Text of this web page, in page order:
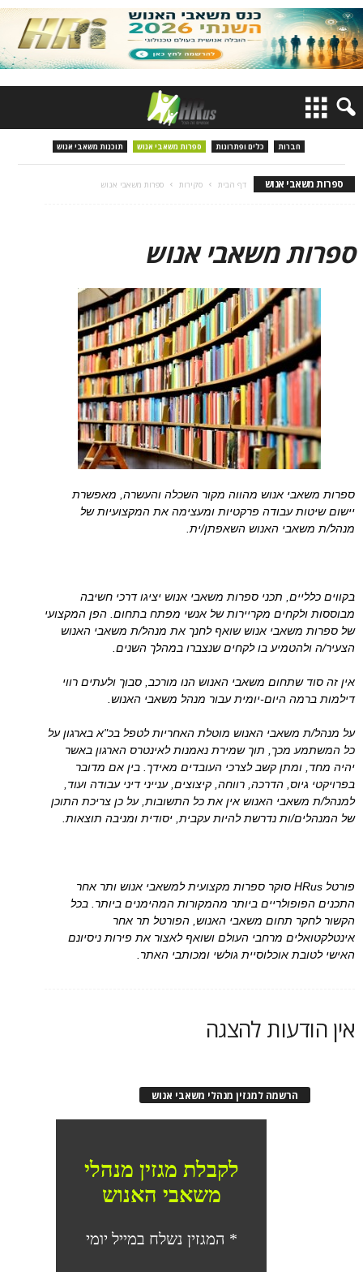
חברות כלים ופתרונות ספרות משאבי אנוש תוכנות משאבי אנוש
ספרות משאבי אנוש דף הבית סקירות ספרות משאבי אנוש
ספרות משאבי אנוש
ספרות משאבי אנוש מהווה מקור השכלה והעשרה, מאפשרת
יישום שיטות עבודה פרקטיות ומעצימה את המקצועיות של
מנהל/ת משאבי האנוש השאפתן/ית.
בקווים כלליים, תכני ספרות משאבי אנוש יציגו דרכי חשיבה
מבוססות ולקחים מקריירות של אנשי מפתח בתחום. הפן המקצועי
של ספרות משאבי אנוש שואף לחנך את מנהל/ת משאבי האנוש
הצעיר/ה ולהטמיע בו לקחים שנצברו במהלך השנים.
אין זה סוד שתחום משאבי האנוש הנו מורכב, סבוך ולעתים רווי
דילמות ברמה היום-יומית עבור מנהל משאבי האנוש.
על מנהל/ת משאבי האנוש מוטלת האחריות לטפל בכ"א בארגון על
כל המשתמע מכך, תוך שמירת נאמנות לאינטרס הארגון באשר
יהיה מחד, ומתן קשב לצרכי העובדים מאידך. בין אם מדובר
בפרויקטי גיוס, הדרכה, רווחה, קיצוצים, ענייני דיני עבודה ועוד,
למנהל/ת משאבי האנוש אין את כל התשובות, על כן צריכת התוכן
של המנהלים/ות נדרשת להיות עקבית, יסודית ומניבה תוצאות.
פורטל HRus סוקר ספרות מקצועית למשאבי אנוש ותר אחר
התכנים הפופולריים ביותר מהמקורות המהימנים ביותר. בכל
הקשור לחקר תחום משאבי האנוש, הפורטל תר אחר
אינטלקטואלים מרחבי העולם ושואף לאצור את פירות ניסיונם
האישי לטובת אוכלוסיית גולשי ומכותבי האתר.
אין הודעות להצגה
הרשמה למגזין מנהלי משאבי אנוש